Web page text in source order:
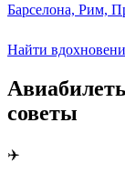
Барселона, Рим,
Найти
советы
✈️